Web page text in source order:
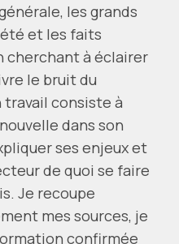
les grands
et les faits
cherchant à éclairer
le bruit du
consiste à
dans son
ses enjeux et
de quoi se faire
Je recoupe
mes sources, je
confirmée